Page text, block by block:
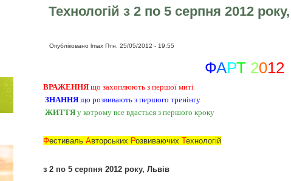
Технологій з 2 по 5 серпня 2012
Опублікованоlmax Птн, 25/05/2012 - 19:55
ФАРТ 2012
ВРАЖЕННЯ що захоплюють з першої миті
ЗНАННЯ що розвивають з першого тренінгу
ЖИТТЯ у котрому все вдається з першого кроку
ФестивальАвторських Розвиваючих Технологій
з 2 по 5 серпня 2012 року, Львів